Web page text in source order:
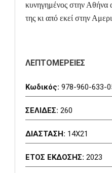
κυνηγημένος στην Αθήνα
της κι από εκεί στην
ΛΕΠΤΟΜΕΡΕΙΕΣ
Κωδικός: 978-960-633-
ΣΕΛΙΔΕΣ: 260
ΔΙΑΣΤΑΣΗ: 14X21
ΕΤΟΣ ΕΚΔΟΣΗΣ: 2023